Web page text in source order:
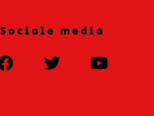
Sociale media